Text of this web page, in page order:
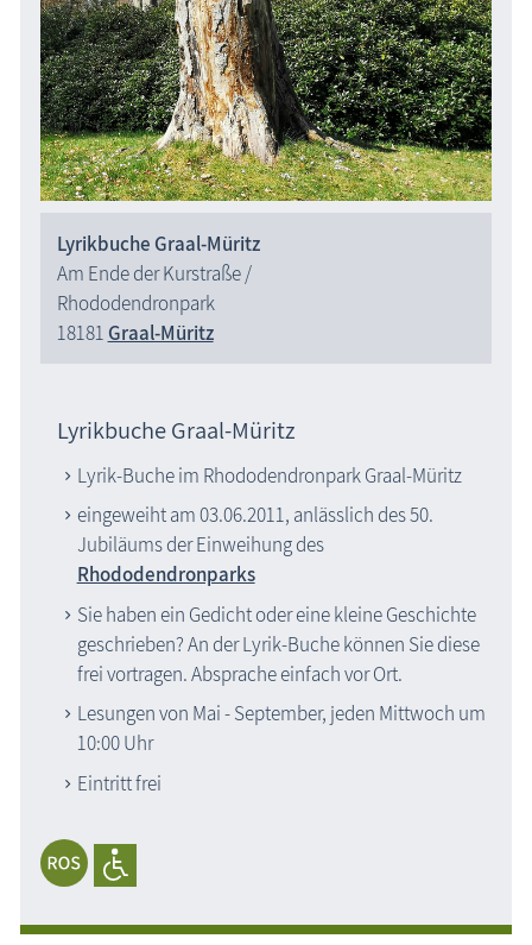
Lyrikbuche Graal-Müritz
Am Ende der Kurstraße /
Rhododendronpark
18181 Graal-Müritz
Lyrikbuche Graal-Müritz
Lyrik-Buche im Rhododendronpark Graal-Müritz
eingeweiht am 03.06.2011, anlässlich des 50.
Jubiläums der Einweihung des
Rhododendronparks
Sie haben ein Gedicht oder eine kleine Geschichte
geschrieben? An der Lyrik-Buche können Sie diese
frei vortragen. Absprache einfach vor Ort.
Lesungen von Mai - September, jeden Mittwoch um
10:00 Uhr
Eintritt frei